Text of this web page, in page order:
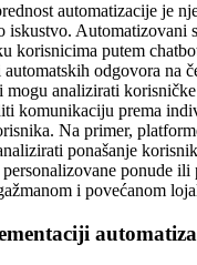
automatizacije je
iskustvo. Automatizovani
korisnicima putem
odgovora na
mogu analizirati
komunikaciju prema
Na primer,
ponašanje
ponude ili
i povećanom